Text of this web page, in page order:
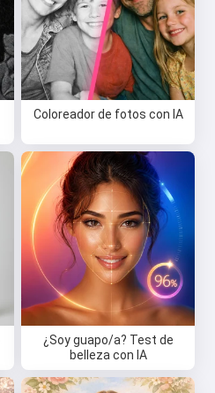
Coloreador de fotos con IA
¿Soy guapo/a? Test de
belleza con IA